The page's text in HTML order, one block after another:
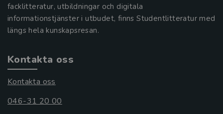
facklitteratur, utbildningar och digitala
informationstjänster i utbudet, finns Studentlitteratur med
längs hela kunskapsresan.
Kontakta oss
Kontakta oss
046-31 20 00